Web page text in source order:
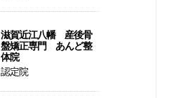
滋賀近江八幡 産後骨
盤矯正専門 あんど整
体院
認定院